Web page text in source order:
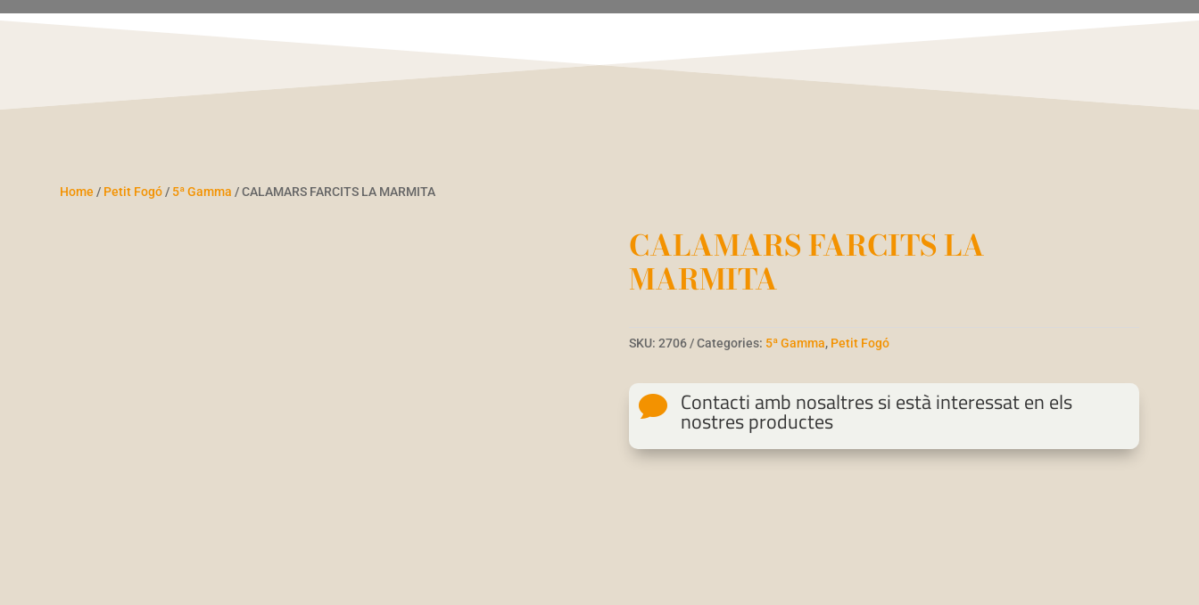
Home / Petit Fogó / 5ª Gamma / CALAMARS FARCITS LA MARMITA
CALAMARS FARCITS LA
MARMITA
SKU:2706 Categories: 5ª Gamma, Petit Fogó
 Contacti amb nosaltres si està interessat en els
nostres productes